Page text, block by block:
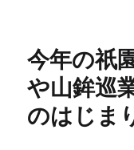
ー
今年の祇
や山鉾巡
のはじま